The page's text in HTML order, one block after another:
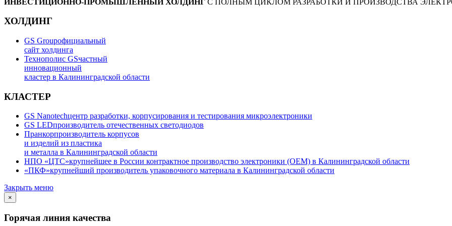
ХОЛДИНГ
GS Groupофициальный
сайт холдинга
Технополис GSчастный
инновационный
кластер в Калининградской области
КЛАСТЕР
GS Nanotechцентр разработки, корпусирования и тестирования микроэлектроники
GS LEDпроизводитель отечественных светодиодов
Пранкорпроизводитель корпусов
и изделий из пластика
и металла в Калининградской области
НПО «ЦТС»крупнейшее в России контрактное производство электроники (OEM) в Калининградской области
«ПКФ»крупнейший производитель упаковочного материала в Калининградской области
Закрыть меню
×
Горячая линия качества